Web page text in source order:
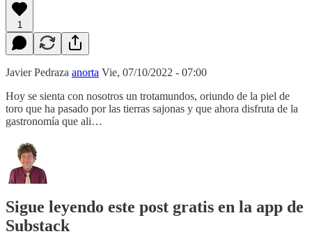
1
Javier Pedraza anorta Vie, 07/10/2022 - 07:00
Hoy se sienta con nosotros un trotamundos, oriundo de la piel de
toro que ha pasado por las tierras sajonas y que ahora disfruta de la
gastronomía que ali…
Sigue leyendo este post gratis en la app de
Substack